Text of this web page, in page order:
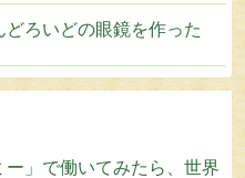
ろいどの眼鏡を作った
」で働いてみたら、世界